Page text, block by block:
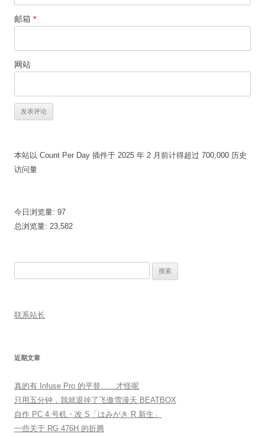
邮箱 *
网站
本站以 Count Per Day 插件于 2025 年 2 月前计得超过 700,000 历史
访问量
今日浏览量: 97
总浏览量: 23,582
联系站长
近期文章
真的有 Infuse Pro 的平替……才怪呢
只用五分钟，我就退掉了飞傲雪漫天 BEATBOX
自作 PC 4 号机・改 S「はみがき R 新生」
一些关于 RG 476H 的折腾